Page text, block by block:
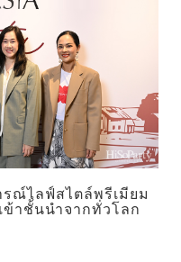
รณ์ไลฟ์สไตล์พรีเมียม
ข้าชั้นนำจากทั่วโลก